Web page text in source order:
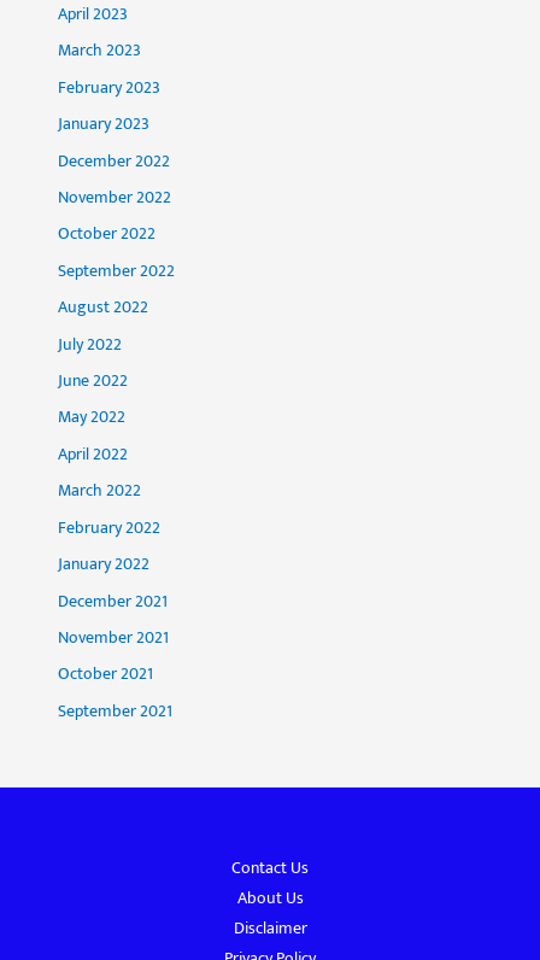
April 2023
March 2023
February 2023
January 2023
December 2022
November 2022
October 2022
September 2022
August 2022
July 2022
June 2022
May 2022
April 2022
March 2022
February 2022
January 2022
December 2021
November 2021
October 2021
September 2021
Contact Us
About Us
Disclaimer